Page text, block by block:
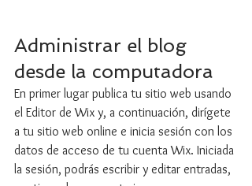
Administrar el blog
desde la computadora
En primer lugar publica tu sitio web usando
el Editor de Wix y, a continuación, dirígete
a tu sitio web online e inicia sesión con los
datos de acceso de tu cuenta Wix. Iniciada
la sesión, podrás escribir y editar entradas,